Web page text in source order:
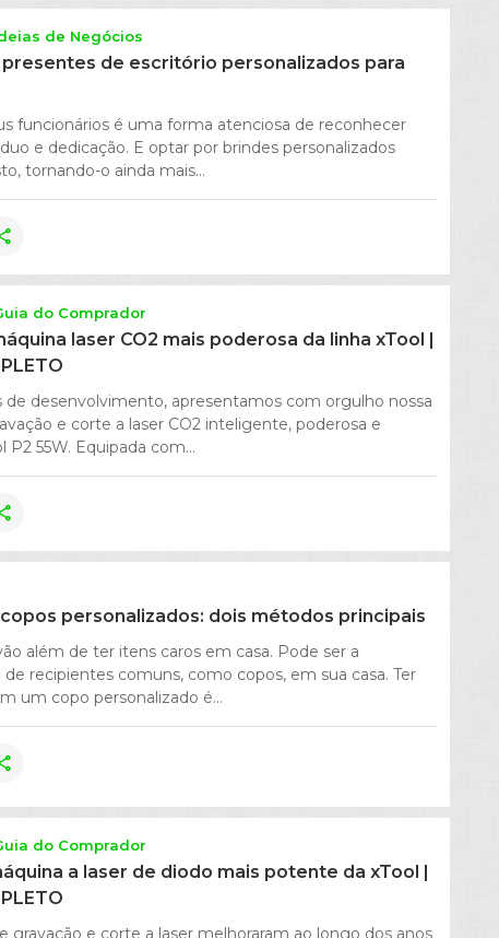
de Negócios
presentes de escritório personalizados para
funcionários é uma forma atenciosa de reconhecer
e dedicação. E optar por brindes personalizados
tornando-o ainda mais...
do Comprador
laser CO2 mais poderosa da linha xTool |
de desenvolvimento, apresentamos com orgulho nossa
e corte a laser CO2 inteligente, poderosa e
P2 55W. Equipada com...
personalizados: dois métodos principais
além de ter itens caros em casa. Pode ser a
de recipientes comuns, como copos, em sua casa. Ter
um copo personalizado é...
do Comprador
a laser de diodo mais potente da xTool |
gravação e corte a laser melhoraram ao longo dos anos